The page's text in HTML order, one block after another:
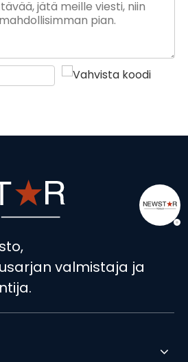
Auton polkupyörän korjaussarja 40 kpl hylsyavainsarja Automaattinen korjaustyökalusarja hylsyavainsarjan työkalut
146 kpl Professional Socket Set Auto Repair Tools set 59 KPL 1/4 Socket Set Auto Repair Tool Set
valmistaja ja